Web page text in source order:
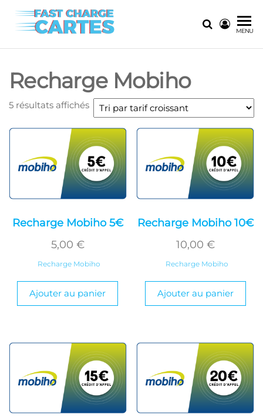
content
Charge
Cartes
recharges
instantanées
MENU
Recharge Mobiho
5 résultats affichésTrié
par
prix
croissant
Recharge Mobiho 5€
5,00 €
Recharge Mobiho
Ajouter au panier
Recharge Mobiho 10€
10,00 €
Recharge Mobiho
Ajouter au panier